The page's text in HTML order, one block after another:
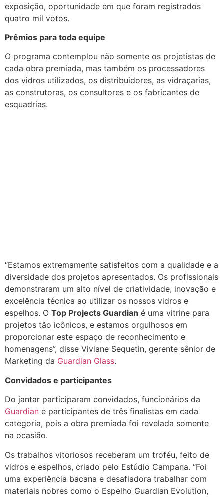
exposição, oportunidade em que foram registrados
quatro mil votos.
Prêmios para toda equipe
O programa contemplou não somente os projetistas de
cada obra premiada, mas também os processadores
dos vidros utilizados, os distribuidores, as vidraçarias,
as construtoras, os consultores e os fabricantes de
esquadrias.
“Estamos extremamente satisfeitos com a qualidade e a
diversidade dos projetos apresentados. Os profissionais
demonstraram um alto nível de criatividade, inovação e
excelência técnica ao utilizar os nossos vidros e
espelhos. O Top Projects Guardian é uma vitrine para
projetos tão icônicos, e estamos orgulhosos em
proporcionar este espaço de reconhecimento e
homenagens”, disse Viviane Sequetin, gerente sênior de
Marketing da Guardian Glass.
Convidados e participantes
Do jantar participaram convidados, funcionários da
Guardian e participantes de três finalistas em cada
categoria, pois a obra premiada foi revelada somente
na ocasião.
Os trabalhos vitoriosos receberam um troféu, feito de
vidros e espelhos, criado pelo Estúdio Campana. “Foi
uma experiência bacana e desafiadora trabalhar com
materiais nobres como o Espelho Guardian Evolution,